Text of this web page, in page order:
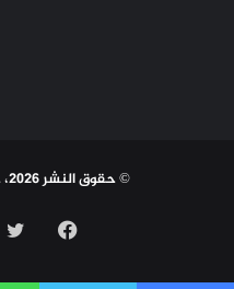
© حقوق النشر 2026، جميع الحقوق محفوظة |
فيسبوك